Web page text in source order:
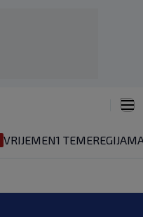
VRIJEMEN1 TEMEREGIJA